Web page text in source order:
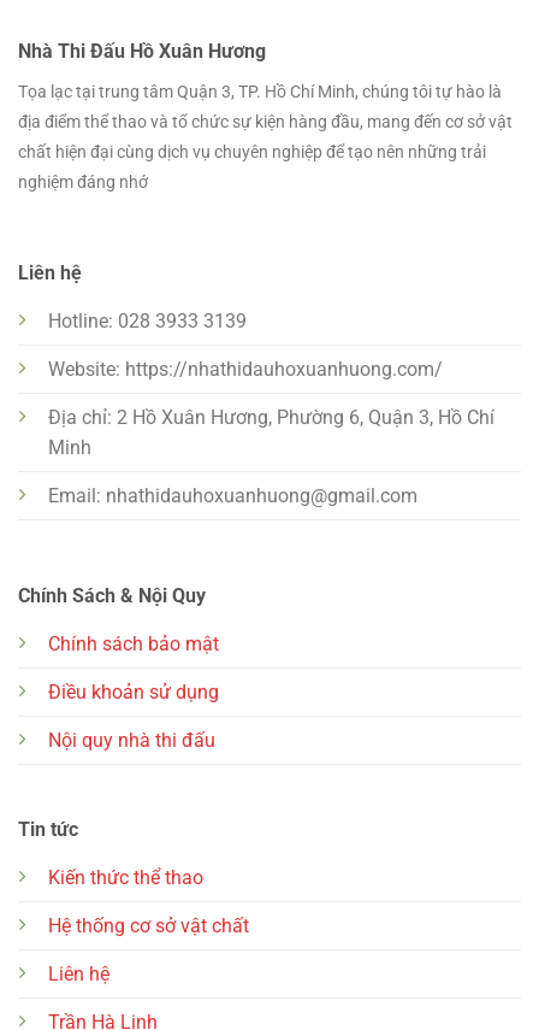
Nhà Thi Đấu Hồ Xuân Hương
Tọa lạc tại trung tâm Quận 3, TP. Hồ Chí Minh, chúng tôi tự hào là
địa điểm thể thao và tổ chức sự kiện hàng đầu, mang đến cơ sở vật
chất hiện đại cùng dịch vụ chuyên nghiệp để tạo nên những trải
nghiệm đáng nhớ
Chính Sách & Nội Quy
Chính sách bảo mật
Điều khoản sử dụng
Nội quy nhà thi đấu
Tin tức
Kiến thức thể thao
Hệ thống cơ sở vật chất
Liên hệ
Trần Hà Linh
Liên hệ
Hotline: 028 3933 3139
Website: https://nhathidauhoxuanhuong.com/
Địa chỉ: 2 Hồ Xuân Hương, Phường 6, Quận 3, Hồ Chí
Minh
Email: nhathidauhoxuanhuong@gmail.com